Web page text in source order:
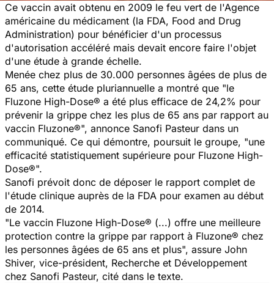
Ce vaccin avait obtenu en 2009 le feu vert de l'Agence
américaine du médicament (la FDA, Food and Drug
Administration) pour bénéficier d'un processus
d'autorisation accéléré mais devait encore faire l'objet
d'une étude à grande échelle.
Menée chez plus de 30.000 personnes âgées de plus de
65 ans, cette étude pluriannuelle a montré que "le
Fluzone High-Dose® a été plus efficace de 24,2% pour
prévenir la grippe chez les plus de 65 ans par rapport au
vaccin Fluzone®", annonce Sanofi Pasteur dans un
communiqué. Ce qui démontre, poursuit le groupe, "une
efficacité statistiquement supérieure pour Fluzone High-
Dose®".
Sanofi prévoit donc de déposer le rapport complet de
l'étude clinique auprès de la FDA pour examen au début
de 2014.
"Le vaccin Fluzone High-Dose® (...) offre une meilleure
protection contre la grippe par rapport à Fluzone® chez
les personnes âgées de 65 ans et plus", assure John
Shiver, vice-président, Recherche et Développement
chez Sanofi Pasteur, cité dans le texte.